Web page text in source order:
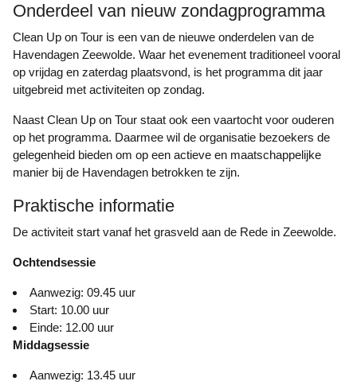
Onderdeel van nieuw zondagprogramma
Clean Up on Tour is een van de nieuwe onderdelen van de
Havendagen Zeewolde. Waar het evenement traditioneel vooral
op vrijdag en zaterdag plaatsvond, is het programma dit jaar
uitgebreid met activiteiten op zondag.
Naast Clean Up on Tour staat ook een vaartocht voor ouderen
op het programma. Daarmee wil de organisatie bezoekers de
gelegenheid bieden om op een actieve en maatschappelijke
manier bij de Havendagen betrokken te zijn.
Praktische informatie
De activiteit start vanaf het grasveld aan de Rede in Zeewolde.
Ochtendsessie
Aanwezig: 09.45 uur
Start: 10.00 uur
Einde: 12.00 uur
Middagsessie
Aanwezig: 13.45 uur